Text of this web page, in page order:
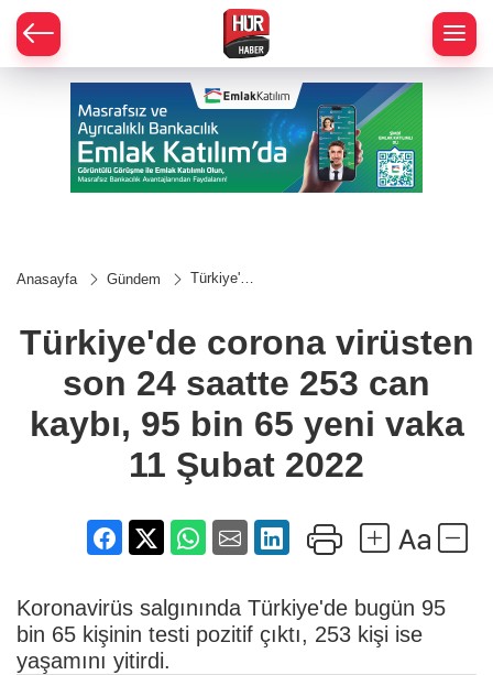
Anasayfa Gündem
Türkiye'de
saatte
kaybı, 95
bin 65
yeni vaka
11 Şubat
Türkiye'de corona virüsten
son 24 saatte 253 can
kaybı, 95 bin 65 yeni vaka
11 Şubat 2022
Koronavirüs salgınında Türkiye'de bugün 95
bin 65 kişinin testi pozitif çıktı, 253 kişi ise
yaşamını yitirdi.